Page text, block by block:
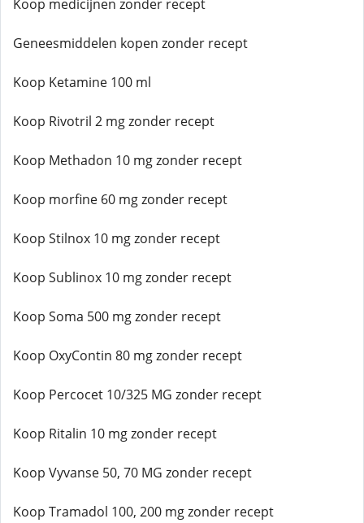
Koop medicijnen zonder recept
Geneesmiddelen kopen zonder recept
Koop Ketamine 100 ml
Koop Rivotril 2 mg zonder recept
Koop Methadon 10 mg zonder recept
Koop morfine 60 mg zonder recept
Koop Stilnox 10 mg zonder recept
Koop Sublinox 10 mg zonder recept
Koop Soma 500 mg zonder recept
Koop OxyContin 80 mg zonder recept
Koop Percocet 10/325 MG zonder recept
Koop Ritalin 10 mg zonder recept
Koop Vyvanse 50, 70 MG zonder recept
Koop Tramadol 100, 200 mg zonder recept